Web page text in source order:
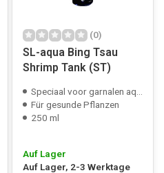
(0)
SL-aqua Bing Tsau
Shrimp Tank (ST)
Speciaal voor garnalen aquaria
Für gesunde Pflanzen
250 ml
Auf Lager
Auf Lager, 2-3 Werktage